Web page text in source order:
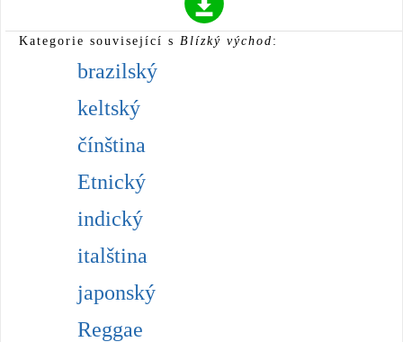
Kategorie související s Blízký východ :
brazilský
keltský
čínština
Etnický
indický
italština
japonský
Reggae